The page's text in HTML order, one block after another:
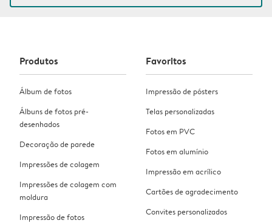
Produtos
Álbum de fotos
Álbuns de fotos pré-
desenhados
Decoração de parede
Impressões de colagem
Impressões de colagem com
moldura
Impressão de fotos
Favoritos
Impressão de pósters
Telas personalizadas
Fotos em PVC
Fotos em alumínio
Impressão em acrílico
Cartões de agradecimento
Convites personalizados